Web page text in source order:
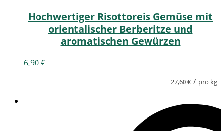
Hochwertiger Risottoreis Gemüse mit
orientalischer Berberitze und
aromatischen Gewürzen
6,90€
27,60€ / pro kg